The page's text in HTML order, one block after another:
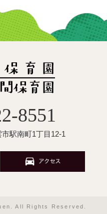
8551
駅南町1丁目12-1
All Rights Reserved.